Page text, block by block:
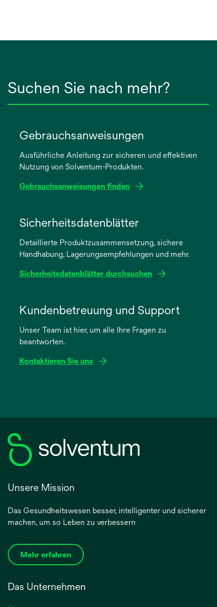
Suchen Sie nach mehr?
Gebrauchsanweisungen
Ausführliche Anleitung zur sicheren und effektiven
Nutzung von Solventum-Produkten.
Gebrauchsanweisungen finden
neuen
Registerkarte
Sicherheitsdatenblätter
Detaillierte Produktzusammensetzung, sichere
Handhabung, Lagerungsempfehlungen und mehr.
Sicherheitsdatenblätter durchsuchen
neuen
Registerkarte
Kundenbetreuung und Support
Unser Team ist hier, um alle Ihre Fragen zu
beantworten.
Kontaktieren Sie uns
Unsere Mission
Das Gesundheitswesen besser, intelligenter und sicherer
machen, um so Leben zu verbessern
Mehr erfahren
Das Unternehmen